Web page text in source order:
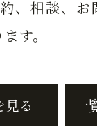
、相談、お
す。
る 一